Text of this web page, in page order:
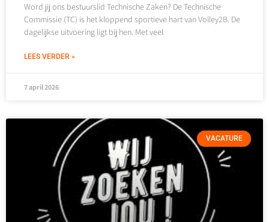
Word jij ons bestuurslid Technische Zaken? De Technische
Commissie (TC) is het kloppend sportieve hart van Volley2B. De
dagelijkse uitvoering ligt bij hen. Met veel
LEES VERDER »
7 april 2026
VACATURE